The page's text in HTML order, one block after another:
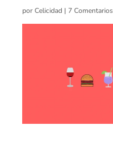
por Celicidad| 7 Comentarios